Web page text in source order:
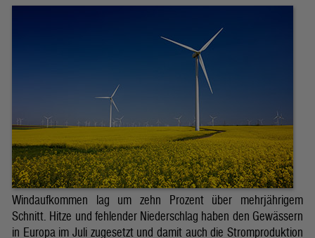
Windaufkommen lag um zehn Prozent über mehrjährigem
Schnitt. Hitze und fehlender Niederschlag haben den Gewässern
in Europa im Juli zugesetzt und damit auch die Stromproduktion